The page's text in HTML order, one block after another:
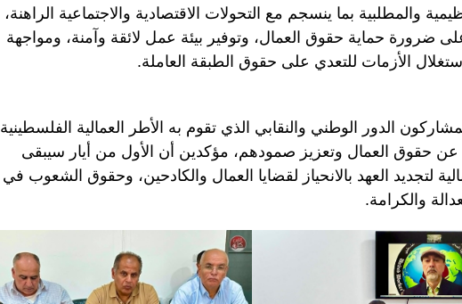
والمطلبية بما ينسجم مع التحولات الاقتصادية والاجتماعية الراهنة،
ضرورة حماية حقوق العمال، وتوفير بيئة عمل لائقة وآمنة، ومواجهة
الأزمات للتعدي على حقوق الطبقة العاملة.
الدور الوطني والنقابي الذي تقوم به الأطر العمالية الفلسطينية
عن حقوق العمال وتعزيز صمودهم، مؤكدين أن الأول من أيار سيبقى
لتجديد العهد بالانحياز لقضايا العمال والكادحين، وحقوق الشعوب في
والكرامة.